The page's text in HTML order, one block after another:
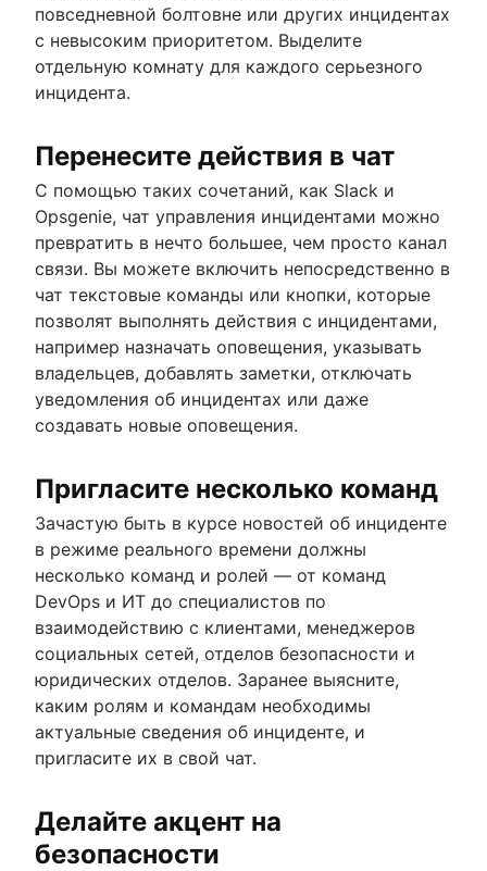
повседневной болтовне или других инцидентах
с невысоким приоритетом. Выделите
отдельную комнату для каждого серьезного
инцидента.
Перенесите действия в чат
С помощью таких сочетаний, как Slack и
Opsgenie, чат управления инцидентами можно
превратить в нечто большее, чем просто канал
связи. Вы можете включить непосредственно в
чат текстовые команды или кнопки, которые
позволят выполнять действия с инцидентами,
например назначать оповещения, указывать
владельцев, добавлять заметки, отключать
уведомления об инцидентах или даже
создавать новые оповещения.
Пригласите несколько команд
Зачастую быть в курсе новостей об инциденте
в режиме реального времени должны
несколько команд и ролей — от команд
DevOps и ИТ до специалистов по
взаимодействию с клиентами, менеджеров
социальных сетей, отделов безопасности и
юридических отделов. Заранее выясните,
каким ролям и командам необходимы
актуальные сведения об инциденте, и
пригласите их в свой чат.
Делайте акцент на
безопасности